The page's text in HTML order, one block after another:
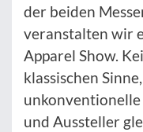
der beiden
veranstalten wir
Apparel Show.
klassischen
und Aussteller